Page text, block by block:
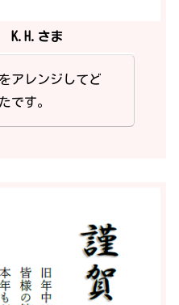
K.H.さま
アレンジしてど
です。